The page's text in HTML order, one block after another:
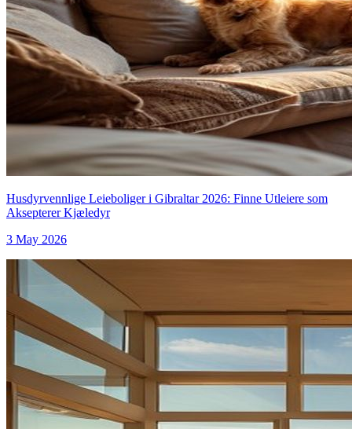
Husdyrvennlige Leieboliger i Gibraltar 2026: Finne Utleiere som
Aksepterer Kjæledyr
3 May 2026